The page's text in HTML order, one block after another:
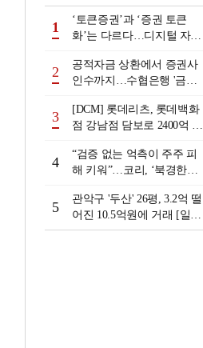
1
‘토큰증권’과 ‘증권 토큰
화’는 다르다…디지털 자본
2
공적자금 상환에서 증권사
인수까지…수협은행 '금융
행 금융그룹의 꿈①]
3
[DCM] 롯데리츠, 롯데백화
점 강남점 담보로 2400억 조
4
“검증 없는 억측이 주주 피
해 키워”…코리, ‘북경한미
5
관악구 '두산' 26평, 3.2억 떨
어진 10.5억원에 거래 [일일
하락가]